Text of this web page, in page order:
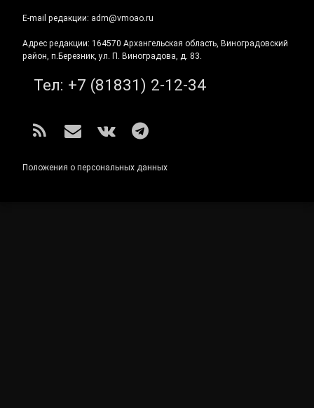
E-mail редакции: adm@vmoao.ru
Адрес редакции: 164570 Архангельская область, Виноградовский
район, п.Березник, ул. П. Виноградова, д. 83.
Тел: +7 (81831) 2-12-34
RSS E-mailВКонтакте
Telegram
Положения о персональных данных